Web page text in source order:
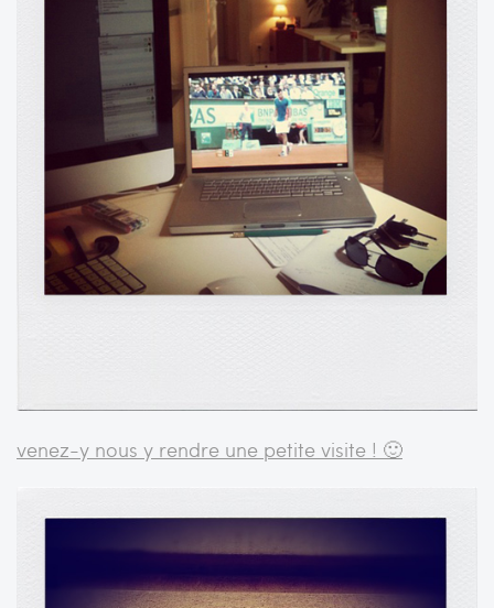
venez-y nous y rendre une petite visite ! 🙂